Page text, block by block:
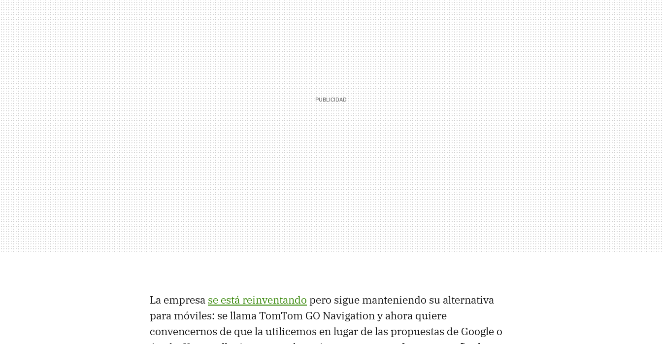
La empresa se está reinventando pero sigue manteniendo su alternativa
para móviles: se llama TomTom GO Navigation y ahora quiere
convencernos de que la utilicemos en lugar de las propuestas de Google o